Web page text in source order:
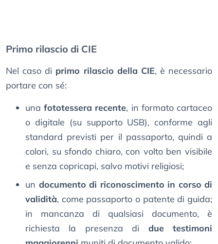
Primo rilascio di CIE
Nel caso di primo rilascio della CIE, è necessario
portare con sé:
unafototessera recente, in formato cartaceo
o digitale (su supporto USB), conforme agli
standard previsti per il passaporto, quindi a
colori, su sfondo chiaro, con volto ben visibile
e senza copricapi, salvo motivi religiosi;
un documento di riconoscimento in corso di
validità, come passaporto o patente di guida;
in mancanza di qualsiasi documento, è
richiesta la presenza di due testimoni